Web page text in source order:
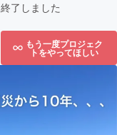
終了しました
もう一度プロジェク
トをやってほしい